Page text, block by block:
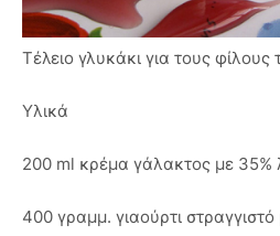
Τέλειο γλυκάκι για τους φίλους
Υλικά
200 ml κρέμα γάλακτος με 35%
400 γραμμ. γιαούρτι